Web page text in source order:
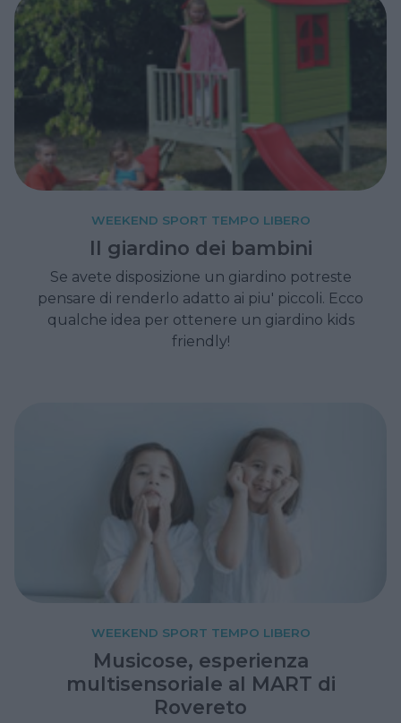
WEEKEND SPORT TEMPO LIBERO
Il giardino dei bambini
Se avete disposizione un giardino potreste
pensare di renderlo adatto ai piu' piccoli. Ecco
qualche idea per ottenere un giardino kids
friendly!
WEEKEND SPORT TEMPO LIBERO
Musicose, esperienza
multisensoriale al MART di
Rovereto